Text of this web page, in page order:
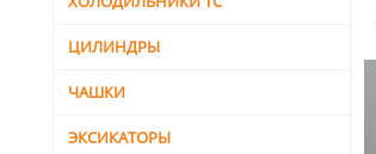
ЦИЛИНДРЫ
ЧАШКИ
ЭКСИКАТОРЫ